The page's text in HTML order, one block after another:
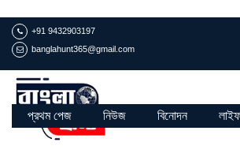
+91 9432903197
banglahunt365@gmail.com
প্রথম পেজ নিউজ বিনোদন